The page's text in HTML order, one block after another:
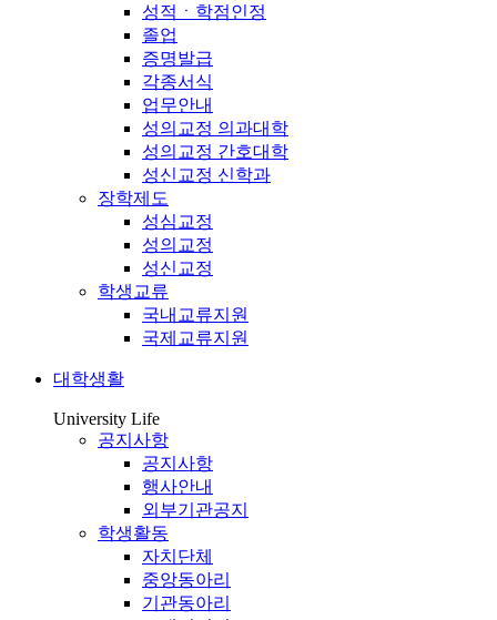
성적ㆍ학점인정
졸업
증명발급
각종서식
업무안내
성의교정 의과대학
성의교정 간호대학
성신교정 신학과
장학제도
성심교정
성의교정
성신교정
학생교류
국내교류지원
국제교류지원
대학생활
University Life
공지사항
공지사항
행사안내
외부기관공지
학생활동
자치단체
중앙동아리
기관동아리